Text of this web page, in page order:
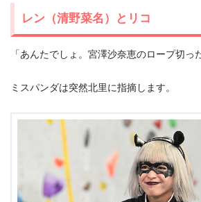
レン（清野菜名）とリコ
「あんたでしょ。宮澤沙奈恵のロープ切っ
ミスパンダは突然北里に指摘します。